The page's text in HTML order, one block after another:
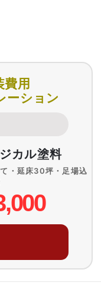
費用
ーション
カル塗料
・延床30坪・足場込